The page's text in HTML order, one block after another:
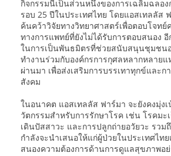
กิจกรรมนี้เป็นส่วนหนึ่งของการเฉลิมฉลอ
รอบ 25 ปีในประเทศไทย โดยแอสเทลลัส
ค้นคว้าวิจัยทางวิทยาศาสตร์เพื่อตอบโจทย์
ทางการแพทย์ที่ยังไม่ได้รับการตอบสนอง
ในการเป็นพันธมิตรที่ช่วยสนับสนุนชุมชนอ
ทำงานร่วมกับองค์กรการกุศลหลากหลาย
ผ่านมา เพื่อส่งเสริมการบรรเทาทุกข์และ
สังคม
ในอนาคต แอสเทลลัส ฟาร์มา จะยังคงมุ่
วัตกรรมสำหรับการรักษาโรค เช่น โรคมะ
เดินปัสสาวะ และการปลูกถ่ายอวัยวะ รวม
กำลังจะนำเสนอให้แก่ผู้ป่วยในประเทศไทย
สนองความต้องการด้านการดูแลสุขภาพอย่